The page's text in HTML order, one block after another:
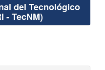
del Tecnológico
- TecNM)